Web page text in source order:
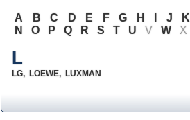
A B C D E F G H J K
N
O P Q R S T U V W X
L
LG, LOEWE, LUXMAN